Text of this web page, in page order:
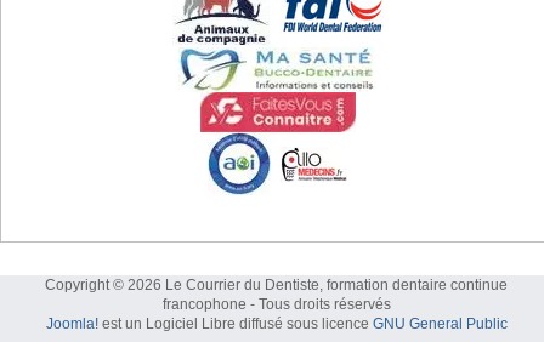
Copyright © 2026 Le Courrier du Dentiste, formation dentaire continue
francophone - Tous droits réservés
Joomla!est un Logiciel Libre diffusé sous licence GNU General Public